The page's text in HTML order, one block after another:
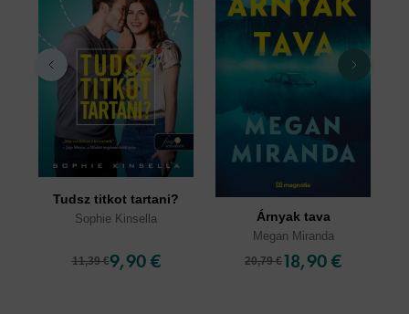
Tudsz titkot tartani?
Sophie Kinsella
11,39 €9,90 €
Árnyak tava
Megan Miranda
20,79 €18,90 €